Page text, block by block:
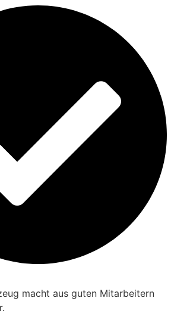
macht aus guten Mitarbeitern